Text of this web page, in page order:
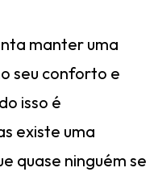
manter uma
seu conforto e
isso é
existe uma
quase ninguém se